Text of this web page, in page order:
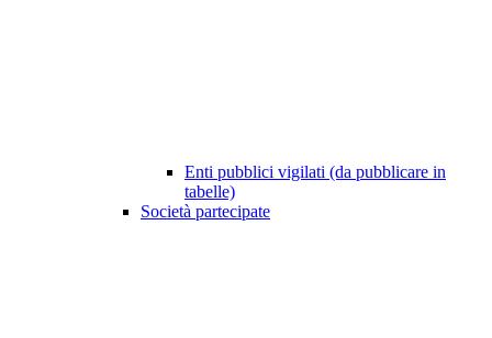
Enti pubblici vigilati (da pubblicare in
tabelle)
Società partecipate